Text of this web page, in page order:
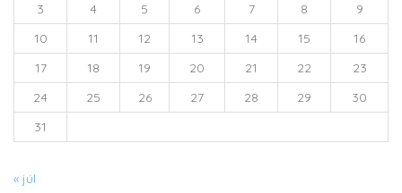
3
4 5 6 7 8
9
10
11 12 13 14 15
16
17
18 19 20 21 22
23
24
25 26 27 28 29
30
31
« júl